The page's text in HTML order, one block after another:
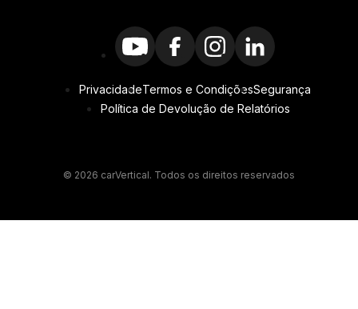
PrivacidadeTermos e CondiçõesSegurança
Política de Devolução de Relatórios
© 2026 carVertical. Todos os direitos reservados